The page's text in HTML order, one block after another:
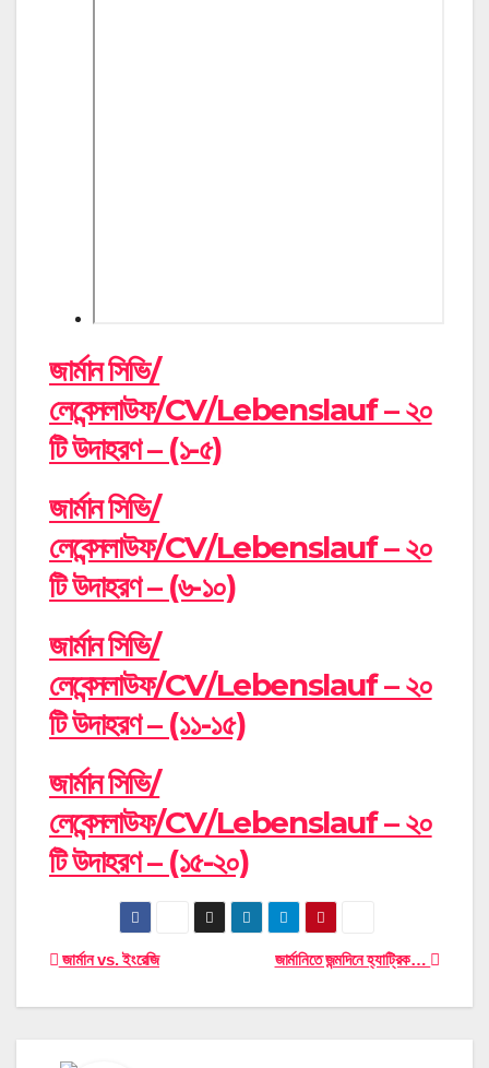
জার্মান সিভি/
লেবেন্সলাউফ/CV/Lebenslauf – ২০
টি উদাহরণ – (১-৫)
জার্মান সিভি/
লেবেন্সলাউফ/CV/Lebenslauf – ২০
টি উদাহরণ – (৬-১০)
জার্মান সিভি/
লেবেন্সলাউফ/CV/Lebenslauf – ২০
টি উদাহরণ – (১১-১৫)
জার্মান সিভি/
লেবেন্সলাউফ/CV/Lebenslauf – ২০
টি উদাহরণ – (১৫-২০)
Post
navigation
জার্মানিতে জন্মদিনে হ্যাট্রিক…
জার্মান vs. ইংরেজি